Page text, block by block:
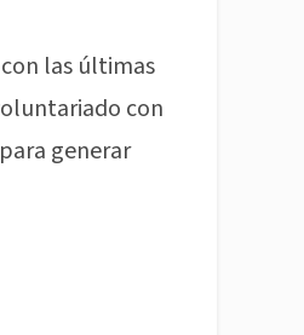
las últimas
con
generar